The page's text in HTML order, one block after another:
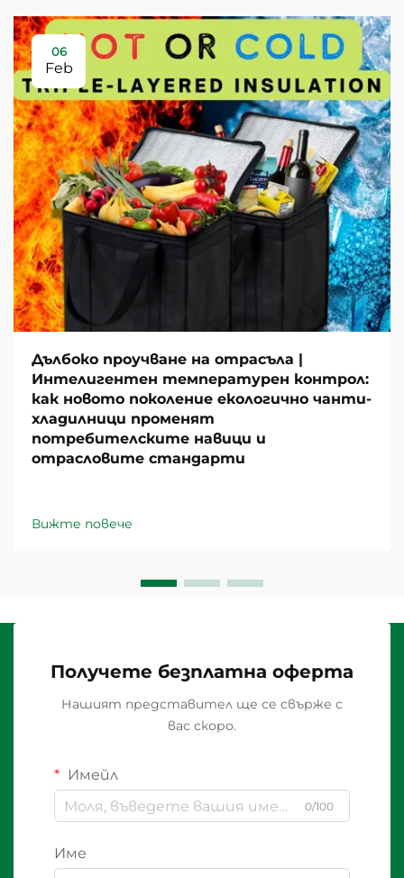
06
Feb
Дълбоко проучване на отрасъла |
Интелигентен температурен контрол:
как новото поколение екологично чанти-
хладилници променят
потребителските навици и
отрасловите стандарти
Вижте повече
Получете безплатна оферта
Нашият представител ще се свърже с
вас скоро.
Имейл
0/100
Име